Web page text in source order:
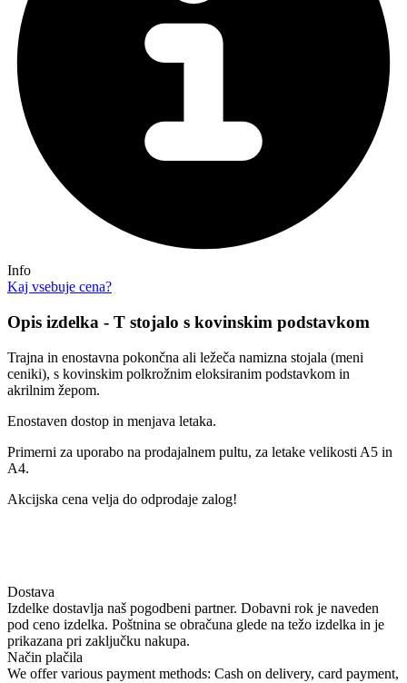
Info
Kaj vsebuje cena?
Opis izdelka - T stojalo s kovinskim podstavkom
Trajna in enostavna pokončna ali ležeča namizna stojala (meni
ceniki), s kovinskim polkrožnim eloksiranim podstavkom in
akrilnim žepom.
Enostaven dostop in menjava letaka.
Primerni za uporabo na prodajalnem pultu, za letake velikosti A5 in
A4.
Akcijska cena velja do odprodaje zalog!
Dostava
Izdelke dostavlja naš pogodbeni partner. Dobavni rok je naveden
pod ceno izdelka. Poštnina se obračuna glede na težo izdelka in je
prikazana pri zaključku nakupa.
Način plačila
We offer various payment methods: Cash on delivery, card payment,